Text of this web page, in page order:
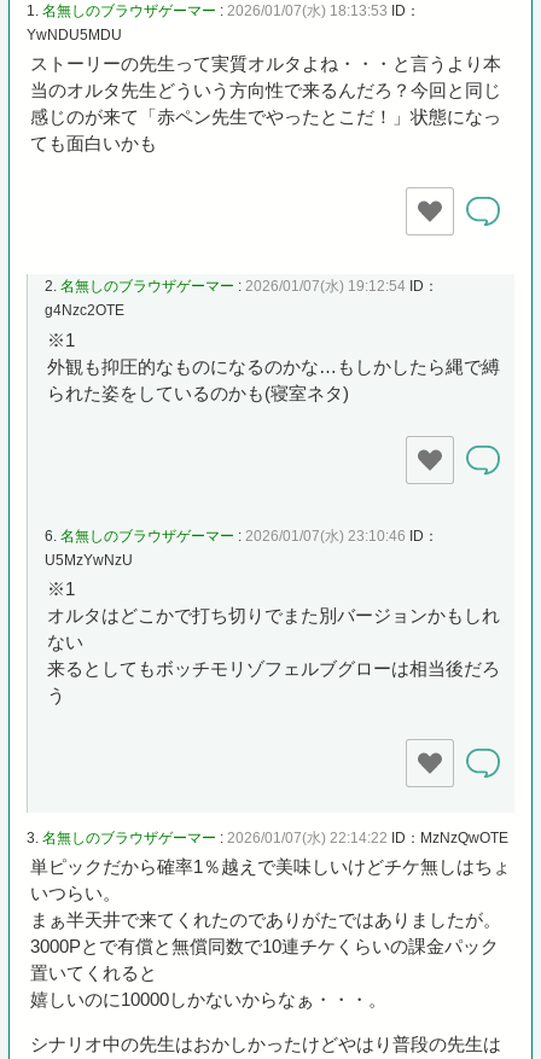
1. 名無しのブラウザゲーマー : 2026/01/07(水) 18:13:53 ID：
YwNDU5MDU
ストーリーの先生って実質オルタよね・・・と言うより本
当のオルタ先生どういう方向性で来るんだろ？今回と同じ
感じのが来て「赤ペン先生でやったとこだ！」状態になっ
ても面白いかも
2. 名無しのブラウザゲーマー : 2026/01/07(水) 19:12:54
ID：
g4Nzc2OTE
※1
外観も抑圧的なものになるのかな…もしかしたら縄で縛
られた姿をしているのかも(寝室ネタ)
6. 名無しのブラウザゲーマー : 2026/01/07(水) 23:10:46 ID：
U5MzYwNzU
※1
オルタはどこかで打ち切りでまた別バージョンかもしれ
ない
来るとしてもボッチモリゾフェルブグローは相当後だろ
う
3. 名無しのブラウザゲーマー : 2026/01/07(水) 22:14:22 ID：MzNzQwOTE
単ピックだから確率1％越えで美味しいけどチケ無しはちょ
いつらい。
まぁ半天井で来てくれたのでありがたではありましたが。
3000Pとで有償と無償同数で10連チケくらいの課金パック
置いてくれると
嬉しいのに10000しかないからなぁ・・・。
シナリオ中の先生はおかしかったけどやはり普段の先生は